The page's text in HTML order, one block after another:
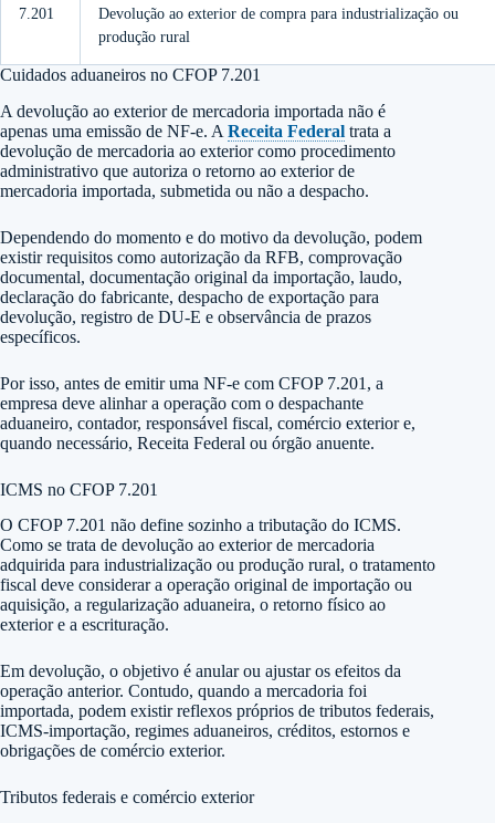
7.201
Devolução ao exterior de compra para industrialização ou
produção rural
Cuidados aduaneiros no CFOP 7.201
A devolução ao exterior de mercadoria importada não é
apenas uma emissão de NF-e. A Receita Federal trata a
devolução de mercadoria ao exterior como procedimento
administrativo que autoriza o retorno ao exterior de
mercadoria importada, submetida ou não a despacho.
Dependendo do momento e do motivo da devolução, podem
existir requisitos como autorização da RFB, comprovação
documental, documentação original da importação, laudo,
declaração do fabricante, despacho de exportação para
devolução, registro de DU-E e observância de prazos
específicos.
Por isso, antes de emitir uma NF-e com CFOP 7.201, a
empresa deve alinhar a operação com o despachante
aduaneiro, contador, responsável fiscal, comércio exterior e,
quando necessário, Receita Federal ou órgão anuente.
ICMS no CFOP 7.201
O CFOP 7.201 não define sozinho a tributação do ICMS.
Como se trata de devolução ao exterior de mercadoria
adquirida para industrialização ou produção rural, o tratamento
fiscal deve considerar a operação original de importação ou
aquisição, a regularização aduaneira, o retorno físico ao
exterior e a escrituração.
Em devolução, o objetivo é anular ou ajustar os efeitos da
operação anterior. Contudo, quando a mercadoria foi
importada, podem existir reflexos próprios de tributos federais,
ICMS-importação, regimes aduaneiros, créditos, estornos e
obrigações de comércio exterior.
Tributos federais e comércio exterior